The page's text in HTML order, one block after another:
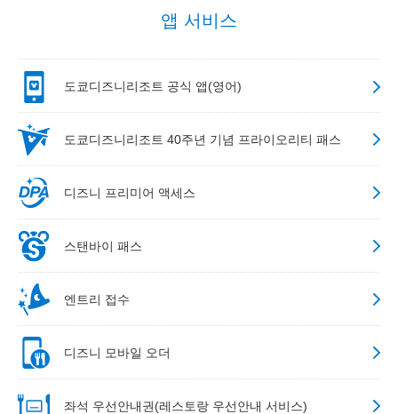
앱 서비스
도쿄디즈니리조트 공식 앱(영어)
도쿄디즈니리조트 40주년 기념 프라이오리티 패스
디즈니 프리미어 액세스
스탠바이 패스
엔트리 접수
디즈니 모바일 오더
좌석 우선안내권(레스토랑 우선안내 서비스)